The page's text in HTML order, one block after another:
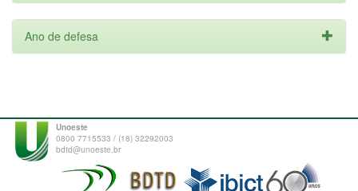
Ano de defesa
Unoeste
0800 7715533 / (18) 32292003
bdtd@unoeste.br